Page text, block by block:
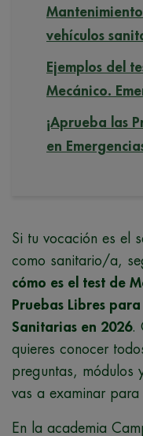
vehículos
Ejemplos del
Mecánico.
¡Aprueba las
en
Si tu vocación es el
como sanitario/a,
cómo es el test de
Pruebas Libres
Sanitarias en 2026.
quieres conocer
preguntas, módulos
vas a examinar para
En la academia